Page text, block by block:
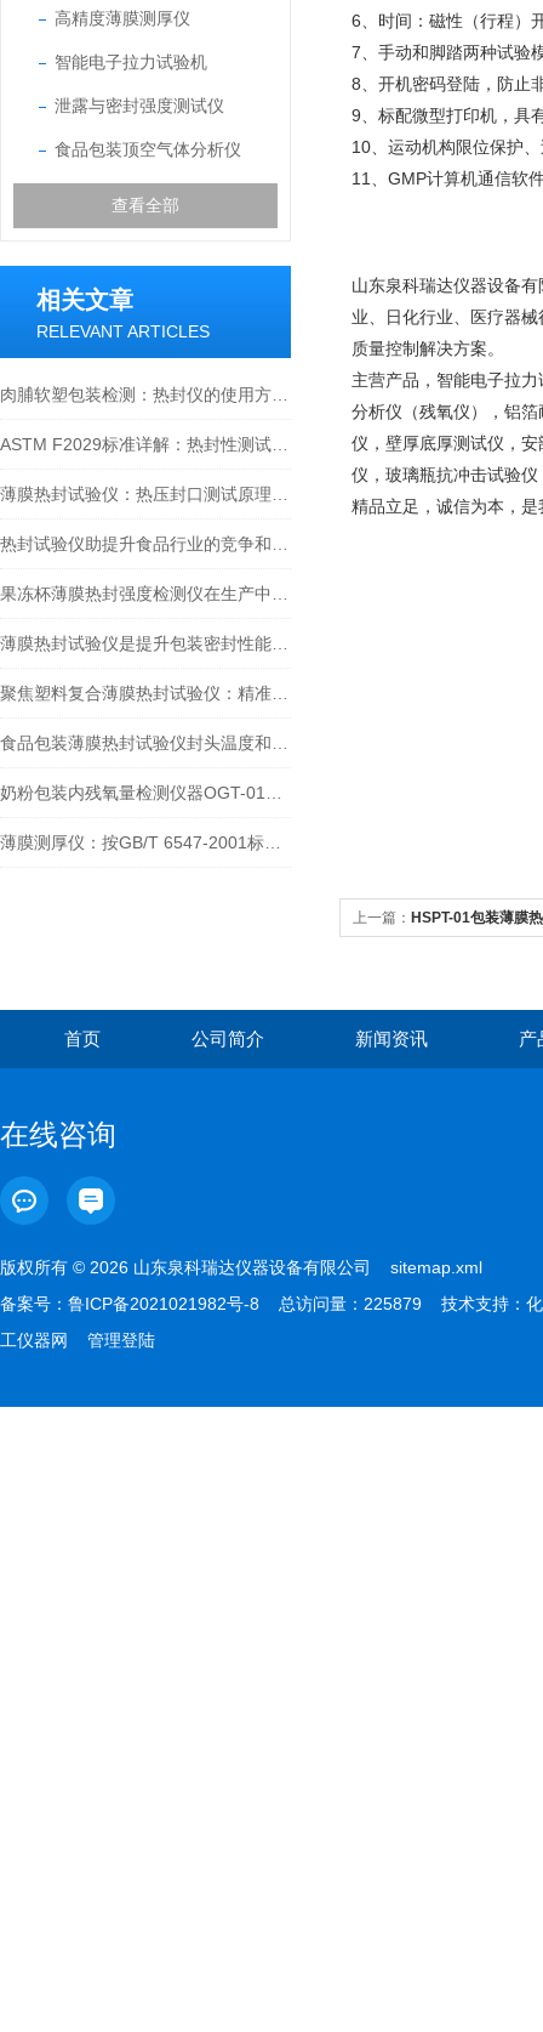
高精度薄膜测厚仪
智能电子拉力试验机
泄露与密封强度测试仪
食品包装顶空气体分析仪
查看全部
相关文章
RELEVANT ARTICLES
6、时间：磁性（行程）
7、手动和脚踏两种试验
8、开机密码登陆，防止
9、标配微型打印机，具
10、运动机构限位保护
11、GMP计算机通信软
山东泉科瑞达仪器设备
业、日化行业、医疗器
质量控制解决方案。
主营产品，智能电子拉
分析仪（残氧仪），铝
仪，壁厚底厚测试仪，
仪，玻璃瓶抗冲击试验
精品立足，诚信为本，
上一篇： HSPT-01包装薄膜
首页 公司简介 新闻资讯 产
在线咨询
版权所有 © 2026 山东泉科瑞达仪器设备有限公司 sitemap.xml
备案号： 鲁ICP备2021021982号-8 总访问量：225879 技术支持： 化
工仪器网
管理登陆